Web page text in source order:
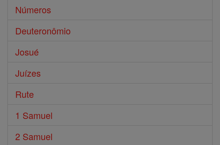
Números
Deuteronômio
Josué
Juízes
Rute
1 Samuel
2 Samuel